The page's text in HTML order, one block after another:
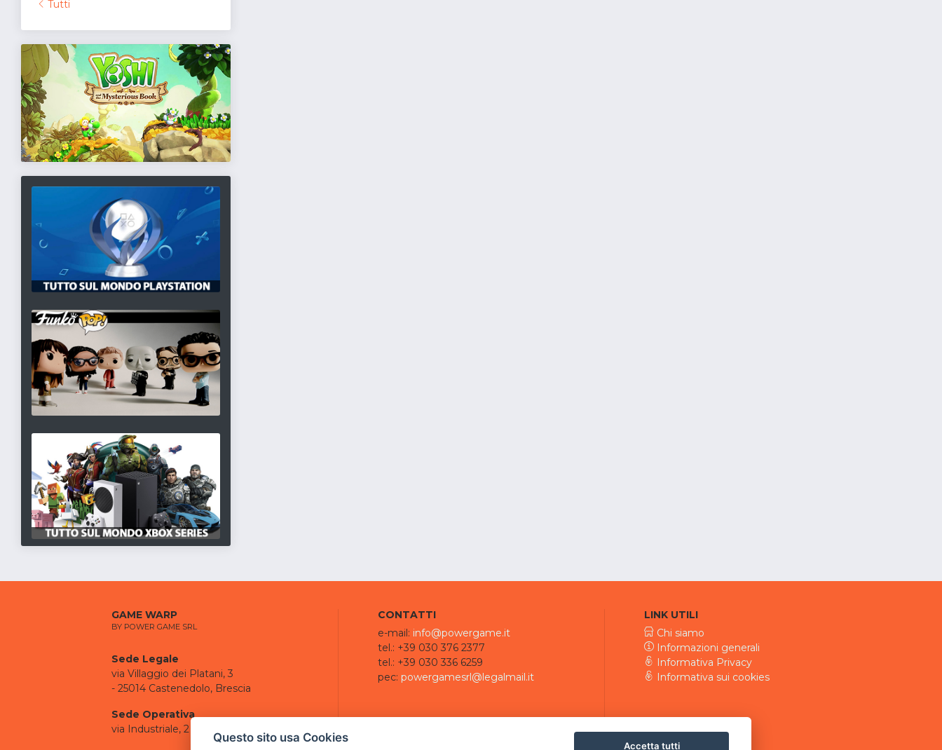
Tutti
GAME WARP
BY POWER GAME SRL
Sede Legale
via Villaggio dei Platani, 3
- 25014 Castenedolo, Brescia
Sede Operativa
via Industriale, 2 - 25082 Botticino, BS
CONTATTI
e-mail: info@powergame.it
tel.: +39 030 376 2377
tel.: +39 030 336 6259
pec: powergamesrl@legalmail.it
LINK UTILI
Chi siamo
Informazioni generali
Informativa Privacy
Informativa sui cookies
Questo sito usa Cookies
Accetta tutti